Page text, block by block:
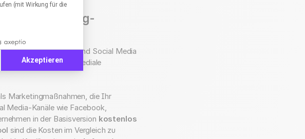
(mit Wirkung für die
Akzeptieren
Marketing-
E-Mail-Marketing und Social Media
wie Sie Ihre crossmediale
Marketingmaßnahmen, die Ihr
Media-Kanäle wie Facebook,
in der Basisversion kostenlos
sind die Kosten im Vergleich zu